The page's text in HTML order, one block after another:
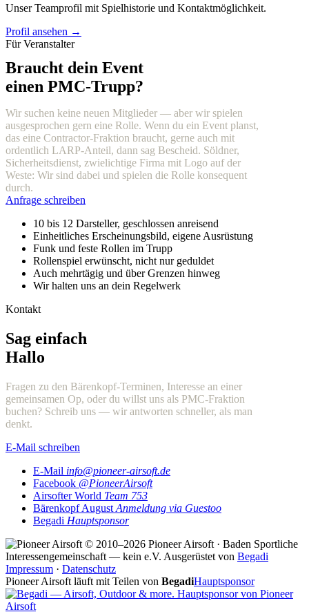
Unser Teamprofil mit Spielhistorie und Kontaktmöglichkeit.
Profil ansehen →
Für Veranstalter
Braucht dein Event
einen PMC-Trupp?
Wir suchen keine neuen Mitglieder — aber wir spielen
ausgesprochen gern eine Rolle. Wenn du ein Event planst,
das eine Contractor-Fraktion braucht, gerne auch mit
ordentlich LARP-Anteil, dann sag Bescheid. Söldner,
Sicherheitsdienst, zwielichtige Firma mit Logo auf der
Weste: Wir sind dabei und spielen die Rolle konsequent
durch.
Anfrage schreiben
10 bis 12 Darsteller, geschlossen anreisend
Einheitliches Erscheinungsbild, eigene Ausrüstung
Funk und feste Rollen im Trupp
Rollenspiel erwünscht, nicht nur geduldet
Auch mehrtägig und über Grenzen hinweg
Wir halten uns an dein Regelwerk
Kontakt
Sag einfach
Hallo
Fragen zu den Bärenkopf-Terminen, Interesse an einer
gemeinsamen Op, oder du willst uns als PMC-Fraktion
buchen? Schreib uns — wir antworten schneller, als man
denkt.
E-Mail schreiben
E-Mail info@pioneer-airsoft.de
Facebook @PioneerAirsoft
Airsofter World Team 753
Bärenkopf August Anmeldung via Guestoo
Begadi Hauptsponsor
© 2010–2026 Pioneer Airsoft · Baden Sportliche
Interessengemeinschaft — kein e.V. Ausgerüstet von Begadi
Impressum · Datenschutz
Pioneer Airsoft läuft mit Teilen von BegadiHauptsponsor